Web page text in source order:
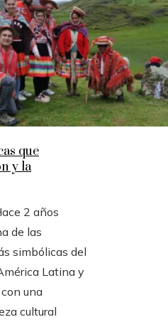
que
y la
2 años
de las
simbólicas del
Latina y
una
cultural